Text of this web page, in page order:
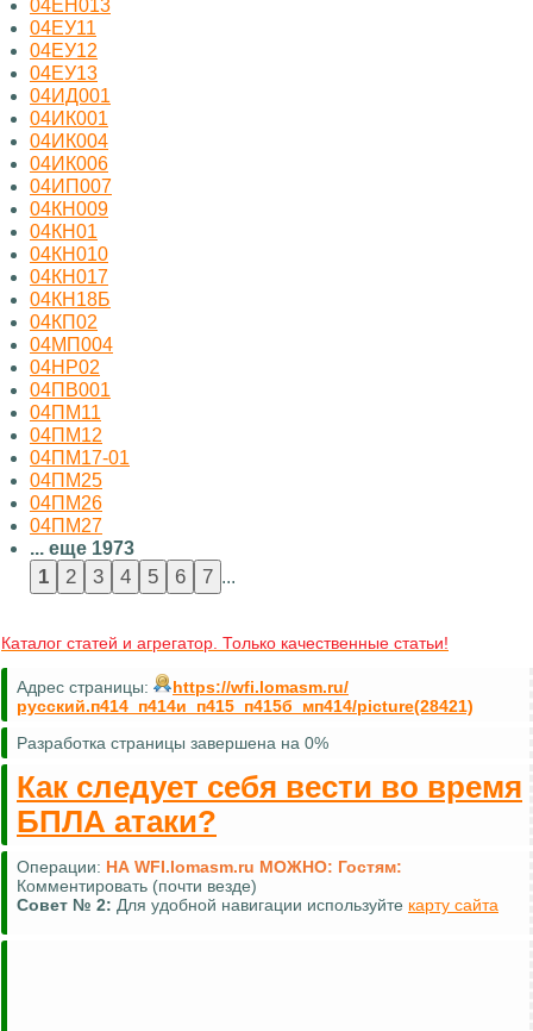
04ЕН013
04ЕУ11
04ЕУ12
04ЕУ13
04ИД001
04ИК001
04ИК004
04ИК006
04ИП007
04КН009
04КН01
04КН010
04КН017
04КН18Б
04КП02
04МП004
04НР02
04ПВ001
04ПМ11
04ПМ12
04ПМ17-01
04ПМ25
04ПМ26
04ПМ27
... еще 1973
...
Каталог статей и агрегатор. Только качественные статьи!
Адрес страницы:
https://wfi.lomasm.ru/
русский.п414_п414и_п415_п415б_мп414/picture(28421)
Разработка страницы завершена на 0%
Как следует себя вести во время
БПЛА атаки?
Операции: НА WFI.lomasm.ru МОЖНО: Гостям:
Комментировать (почти везде)
Совет № 2: Для удобной навигации используйте карту сайта